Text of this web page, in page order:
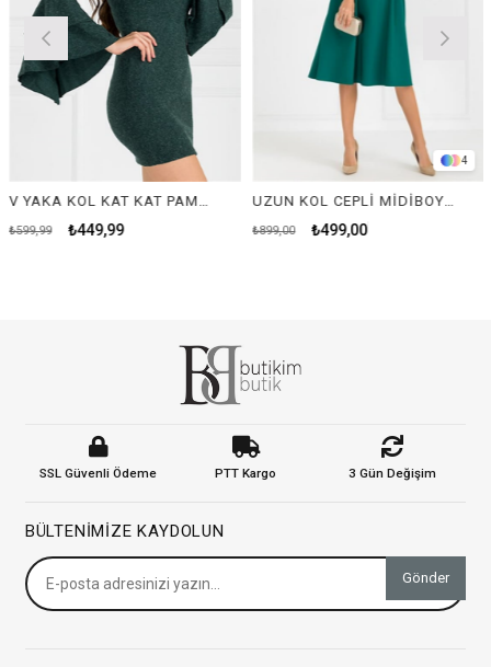
V YAKA KOL KAT KAT PAMUKLU ELBİSE-YEŞİL
₺449,99
4
UZUN KOL CEPLİ MİDİBOY ELBİSE-YEŞİL
₺499,00
₺899,00
SSL Güvenli Ödeme PTT Kargo 3 Gün Değişim
BÜLTENIMIZE KAYDOLUN
Gönder